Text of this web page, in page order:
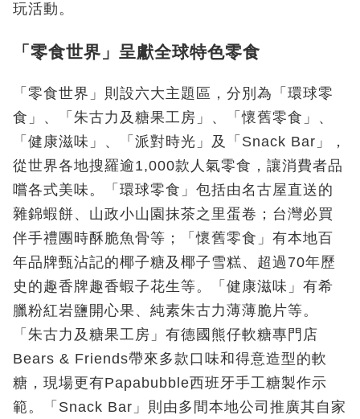
玩活動。
「零食世界」呈獻全球特色零食
「零食世界」則設六大主題區，分別為「環球零
食」、「朱古力及糖果工房」、「懷舊零食」、
「健康滋味」、「派對時光」及「Snack Bar」，
從世界各地搜羅逾1,000款人氣零食，讓消費者品
嚐各式美味。「環球零食」包括由名古屋直送的
雜錦蝦餅、山政小山園抹茶之里蛋卷；台灣必買
伴手禮團時酥脆魚骨等；「懷舊零食」有本地百
年品牌甄沾記的椰子糖及椰子雪糕、超過70年歷
史的趣香牌趣香蝦子花生等。「健康滋味」有希
臘粉紅岩鹽開心果、純素朱古力薄薄脆片等。
「朱古力及糖果工房」有德國熊仔軟糖專門店
Bears & Friends帶來多款口味和得意造型的軟
糖，現場更有Papabubble西班牙手工糖製作示
範。「Snack Bar」則由多間本地公司推廣其自家